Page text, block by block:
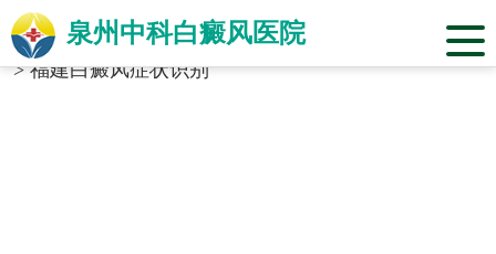
泉州中科白癜风医院
当前位置：福建省泉州市中科白癜风医院
标签合辑
>福建白癜风症状识别